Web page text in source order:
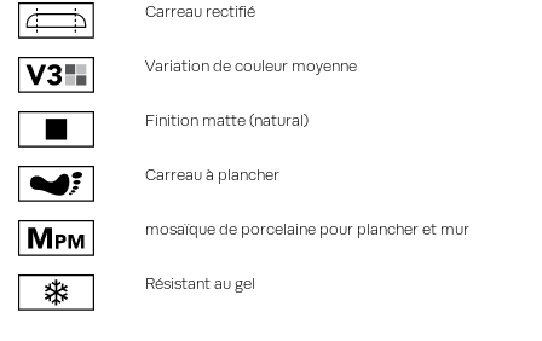
Carreau rectifié
Variation de couleur moyenne
Finition matte (natural)
Carreau à plancher
mosaïque de porcelaine pour plancher et mur
Résistant au gel